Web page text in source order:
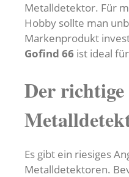
Metalldetektor. Für
Hobby sollte man
Markenprodukt
Gofind 66 ist ideal
Der richtige
Es gibt ein riesiges
Metalldetektoren.